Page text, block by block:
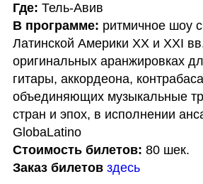
Где:
В программе: ритмичное шоу
Латинской Америки XX и XXI
оригинальных аранжировках
гитары, аккордеона,
объединяющих музыкальные
стран и эпох, в исполнении
GlobaLatino
Стоимость билетов:
Заказ билетов здесь